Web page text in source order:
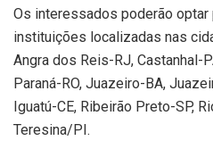
Os interessados poderão optar
instituições localizadas nas
Angra dos Reis-RJ, Castanhal-
Paraná-RO, Juazeiro-BA,
Iguatú-CE, Ribeirão Preto-SP,
Teresina/PI.